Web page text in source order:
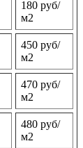
180 руб/
м2
450 руб/
м2
470 руб/
м2
480 руб/
м2